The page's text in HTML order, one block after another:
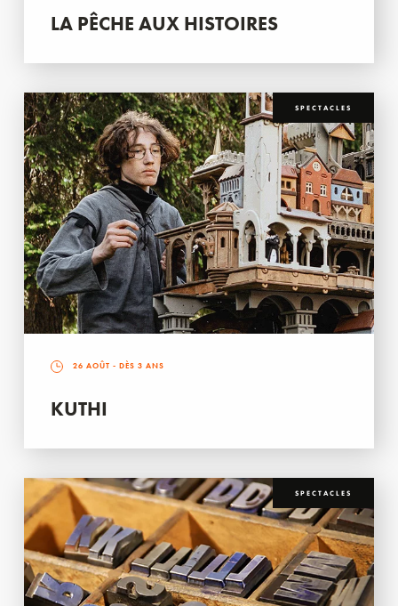
LA PÊCHE AUX HISTOIRES
SPECTACLES
26 AOÛT - DÈS 3 ANS
KUTHI
SPECTACLES